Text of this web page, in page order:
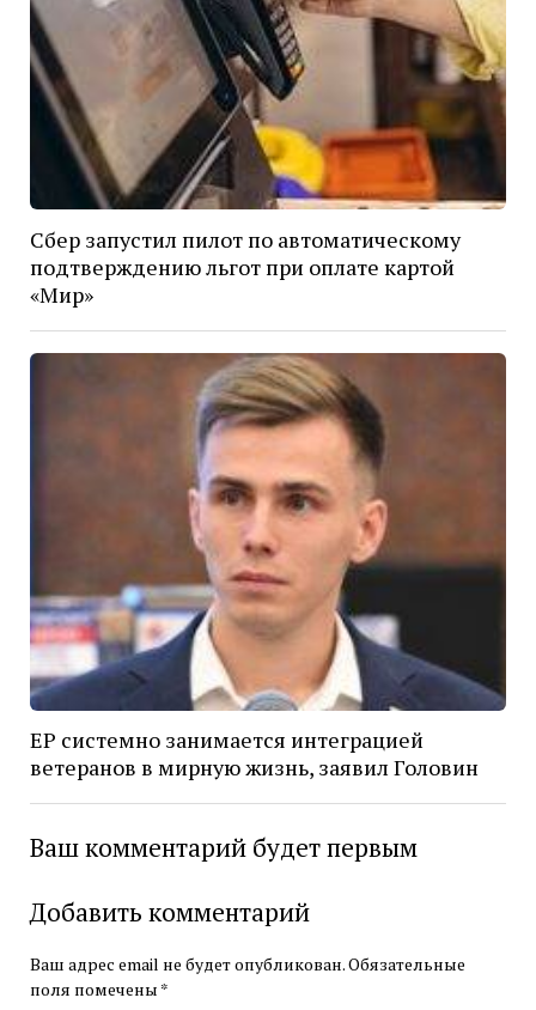
Сбер запустил пилот по автоматическому
подтверждению льгот при оплате картой
«Мир»
ЕР системно занимается интеграцией
ветеранов в мирную жизнь, заявил Головин
Ваш комментарий будет первым
Добавить комментарий
Ваш адрес email не будет опубликован.Обязательные
поля помечены *